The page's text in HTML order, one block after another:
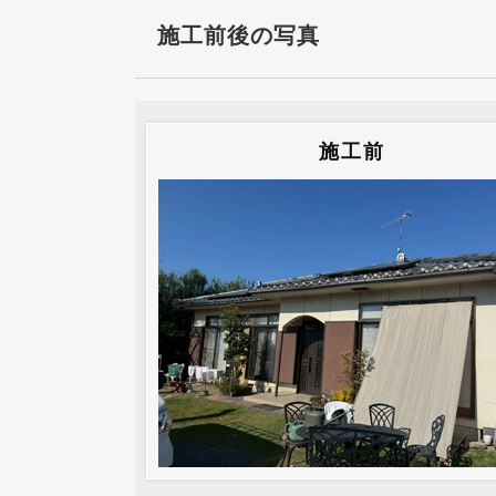
施工前後の写真
施工前